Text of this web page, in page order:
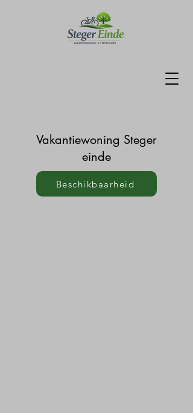
Vakantiewoning Steger
einde
Beschikbaarheid